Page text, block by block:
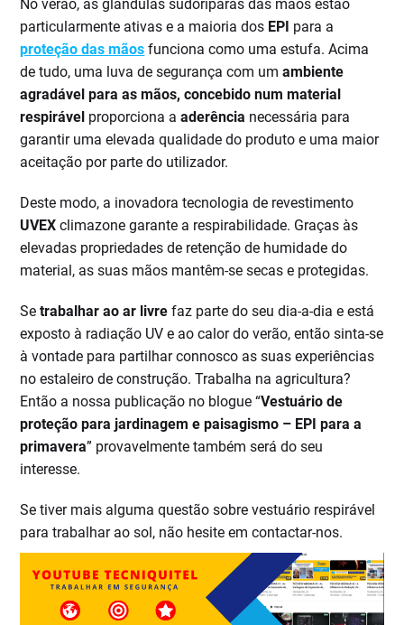
No verão, as glândulas sudoríparas das mãos estão
particularmente ativas e a maioria dos EPI para a
proteção das mãos funciona como uma estufa. Acima
de tudo, uma luva de segurança com umambiente
agradável para as mãos, concebido num material
respirável proporciona aaderência necessária para
garantir uma elevada qualidade do produto e uma maior
aceitação por parte do utilizador.
Deste modo, a inovadora tecnologia de revestimento
UVEX climazone garante a respirabilidade. Graças às
elevadas propriedades de retenção de humidade do
material, as suas mãos mantêm-se secas e protegidas.
Setrabalhar ao ar livre faz parte do seu dia-a-dia e está
exposto à radiação UV e ao calor do verão, então sinta-se
à vontade para partilhar connosco as suas experiências
no estaleiro de construção. Trabalha na agricultura?
Então a nossa publicação no blogue “Vestuário de
proteção para jardinagem e paisagismo – EPI para a
primavera” provavelmente também será do seu
interesse.
Se tiver mais alguma questão sobre vestuário respirável
para trabalhar ao sol, não hesite em contactar-nos.